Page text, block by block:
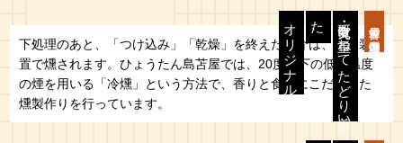
苫屋の燻製①
研究・改良を
重ね
て
た
ど
り
着い
た
、
オリジナル燻製装置
下処理のあと、「つけ込み」「乾燥」を終えた魚介は、燻製装
置で燻されます。ひょうたん島苫屋では、20度以下の低い温度
の煙を用いる「冷燻」という方法で、香りと食感にこだわった
燻製作りを行っています。